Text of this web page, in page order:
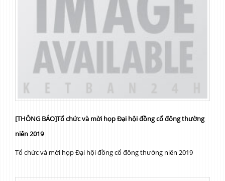
[THÔNG BÁO]Tổ chức và mời họp Đại hội đồng cổ đông thường
niên 2019
Tổ chức và mời họp Đại hội đồng cổ đông thường niên 2019